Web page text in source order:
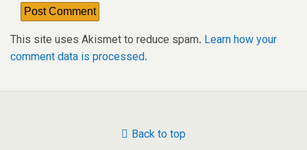
This site uses Akismet to reduce spam. Learn how your
comment data is processed.
Back to top